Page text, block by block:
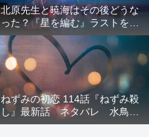
北原先生と暁海はその後どうな
った？『星を編む』ラストをネ
タバレ解説
ねずみの初恋 114話『ねずみ殺
し』最新話 ネタバレ 水鳥死
亡 鯆を殺すか